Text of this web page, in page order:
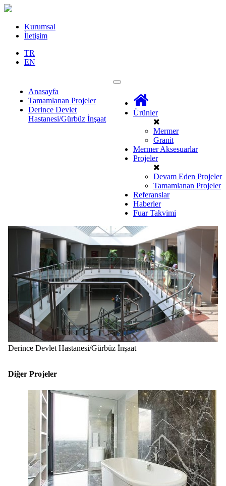
Kurumsal
İletişim
TR
EN
Ürünler
Mermer
Granit
Mermer Aksesuarlar
Projeler
Devam Eden Projeler
Tamamlanan Projeler
Referanslar
Haberler
Fuar Takvimi
Anasayfa
Tamamlanan Projeler
Derince Devlet
Hastanesi/Gürbüz İnşaat
Derince Devlet Hastanesi/Gürbüz İnşaat
Diğer Projeler